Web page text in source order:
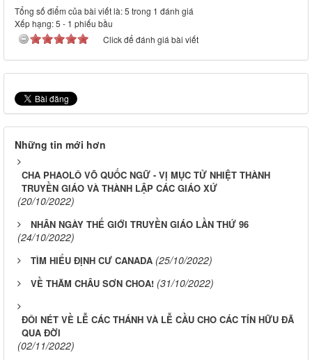
Tổng số điểm của bài viết là: 5 trong 1 đánh giá
Xếp hạng:5 - 1 phiếu bầu
Click để đánh giá bài viết
Những tin mới hơn
CHA PHAOLÔ VÕ QUỐC NGỮ - VỊ MỤC TỬ NHIỆT THÀNH
TRUYỀN GIÁO VÀ THÀNH LẬP CÁC GIÁO XỨ
(20/10/2022)
NHÂN NGÀY THẾ GIỚI TRUYỀN GIÁO LẦN THỨ 96
(24/10/2022)
TÌM HIỂU ĐỊNH CƯ CANADA (25/10/2022)
VỀ THĂM CHÂU SƠN CHOA! (31/10/2022)
ĐÔI NÉT VỀ LỄ CÁC THÁNH VÀ LỄ CẦU CHO CÁC TÍN HỮU ĐÃ
QUA ĐỜI
(02/11/2022)